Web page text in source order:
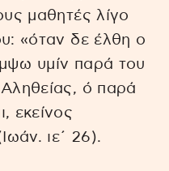
μαθητές λίγο
«όταν δε έλθη ο
υμίν παρά του
ό παρά
εκείνος
ιε΄ 26).